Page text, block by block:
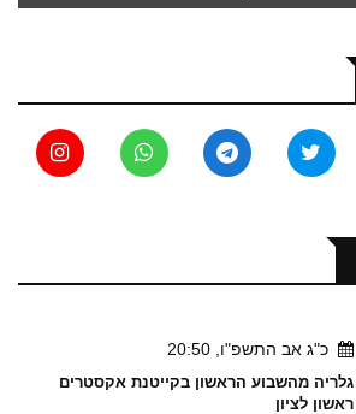
כ"ג אב התשפ"ו, 20:50
גלריה מהשבוע הראשון בקייטנת אקסטרים
ראשון לציון